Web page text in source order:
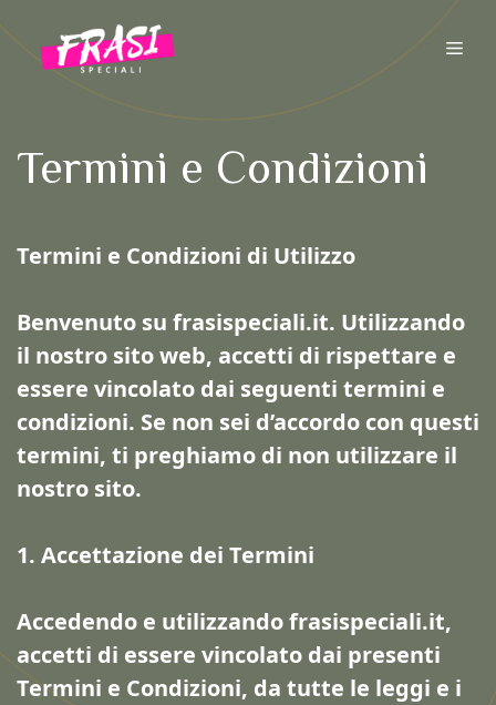
contenuto
Termini e Condizioni
Termini e Condizioni di Utilizzo
Benvenuto su frasispeciali.it. Utilizzando
il nostro sito web, accetti di rispettare e
essere vincolato dai seguenti termini e
condizioni. Se non sei d’accordo con questi
termini, ti preghiamo di non utilizzare il
nostro sito.
1. Accettazione dei Termini
Accedendo e utilizzando frasispeciali.it,
accetti di essere vincolato dai presenti
Termini e Condizioni, da tutte le leggi e i